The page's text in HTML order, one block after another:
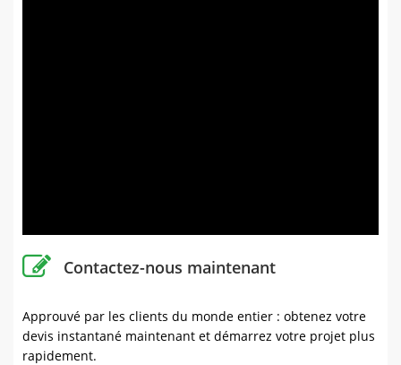
Contactez-nous maintenant
Approuvé par les clients du monde entier : obtenez votre
devis instantané maintenant et démarrez votre projet plus
rapidement.